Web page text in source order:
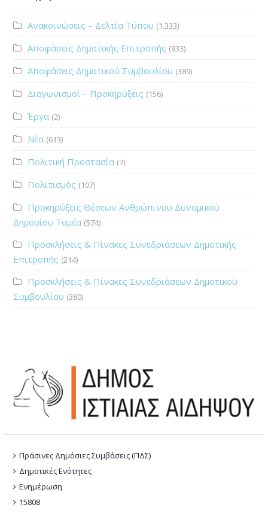
Ανακοινώσεις – Δελτία Τύπου (1.333)
Αποφάσεις Δημοτικής Επιτροπής (933)
Αποφάσεις Δημοτικού Συμβουλίου (389)
Διαγωνισμοί – Προκηρύξεις (156)
Έργα (2)
Νέα (613)
Πολιτική Προστασία (7)
Πολιτισμός (107)
Προκηρύξεις Θέσεων Ανθρώπινου Δυναμικού
Δημοσίου Τομέα (574)
Προσκλήσεις & Πίνακες Συνεδριάσεων Δημοτικής
Επιτροπής (214)
Προσκλήσεις & Πίνακες Συνεδριάσεων Δημοτικού
Συμβουλίου (380)
Πράσινες Δημόσιες Συμβάσεις (ΠΔΣ)
Δημοτικές Ενότητες
Ενημέρωση
15808